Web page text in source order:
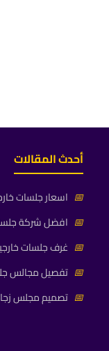
أحدث المقالات
📅 اسعار جلسات
📅 افضل شركة
📅 غرف جلسات
📅 تفصيل مجالس
📅 تصميم مجلس